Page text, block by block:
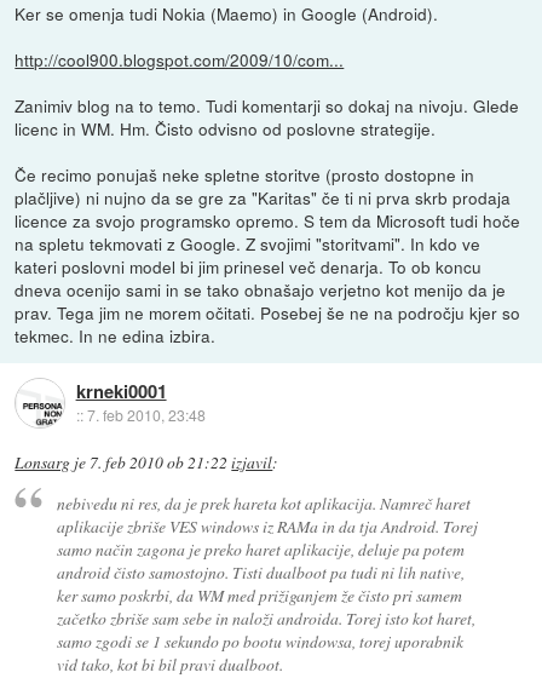
Ker se omenja tudi Nokia (Maemo) in Google (Android).
http://cool900.blogspot.com/2009/10/com...
Zanimiv blog na to temo. Tudi komentarji so dokaj na nivoju. Glede
licenc in WM. Hm. Čisto odvisno od poslovne strategije.
Če recimo ponujaš neke spletne storitve (prosto dostopne in
plačljive) ni nujno da se gre za "Karitas" če ti ni prva skrb prodaja
licence za svojo programsko opremo. S tem da Microsoft tudi hoče
na spletu tekmovati z Google. Z svojimi "storitvami". In kdo ve
kateri poslovni model bi jim prinesel več denarja. To ob koncu
dneva ocenijo sami in se tako obnašajo verjetno kot menijo da je
prav. Tega jim ne morem očitati. Posebej še ne na področju kjer so
tekmec. In ne edina izbira.
krneki0001
::7. feb 2010, 23:48
Lonsarg je 7. feb 2010 ob 21:22 izjavil:
nebivedu ni res, da je prek hareta kot aplikacija. Namreč haret
aplikacije zbriše VES windows iz RAMa in da tja Android. Torej
samo način zagona je preko haret aplikacije, deluje pa potem
android čisto samostojno. Tisti dualboot pa tudi ni lih native,
ker samo poskrbi, da WM med prižiganjem že čisto pri samem
začetko zbriše sam sebe in naloži androida. Torej isto kot haret,
samo zgodi se 1 sekundo po bootu windowsa, torej uporabnik
vid tako, kot bi bil pravi dualboot.